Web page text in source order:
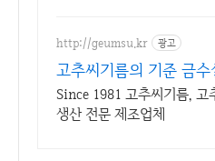
http://geumsu.kr 광고
고추씨기름의 기준 금수
Since 1981 고추씨기름, 고
생산 전문 제조업체